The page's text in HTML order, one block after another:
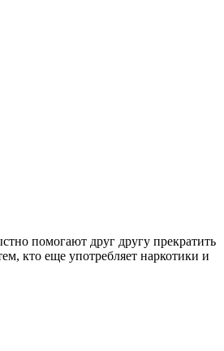
помогают друг другу прекратить
кто еще употребляет наркотики и